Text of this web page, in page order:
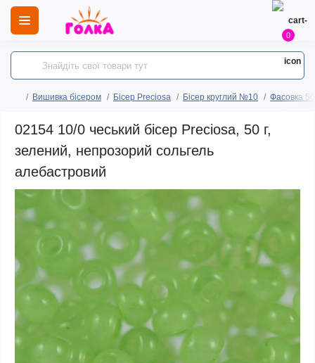
0
Вишивка бісером Бісер Preciosa Бісер круглий №10 Фасовка
02154 10/0 чеський бісер Preciosa, 50 г,
зелений, непрозорий сольгель
алебастровий